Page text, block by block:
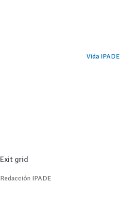
Vida IPADE
Exit grid
Redacción IPADE